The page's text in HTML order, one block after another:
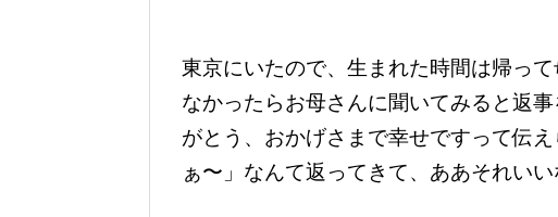
東京にいたので、生まれた時間は帰っ
なかったらお母さんに聞いてみると返
がとう、おかげさまで幸せですって伝
ぁ〜」なんて返ってきて、ああそれいい